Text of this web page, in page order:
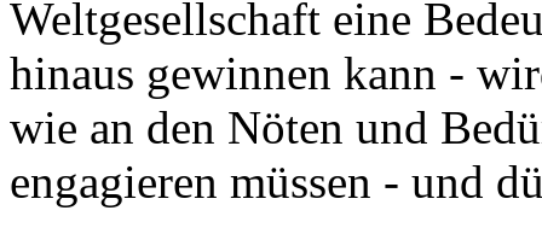
Weltgesellschaft eine
hinaus gewinnen kann -
wie an den Nöten und
engagieren müssen - und